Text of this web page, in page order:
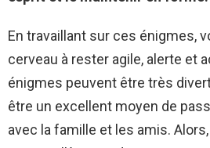
En travaillant sur ces énigmes,
cerveau à rester agile, alerte et
énigmes peuvent être très
être un excellent moyen de
avec la famille et les amis.